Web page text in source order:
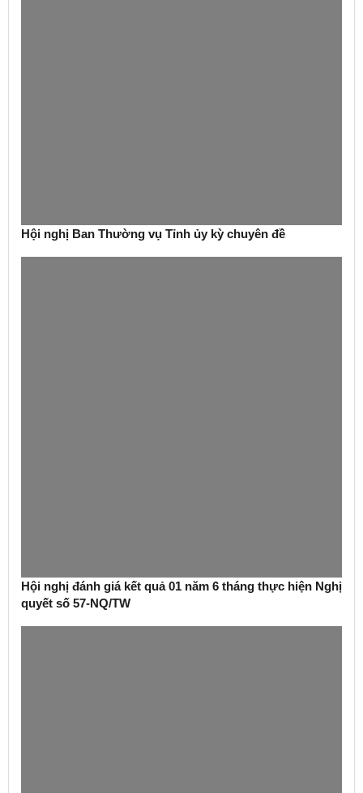
Hội nghị Ban Thường vụ Tỉnh ủy kỳ chuyên đề
Hội nghị đánh giá kết quả 01 năm 6 tháng thực hiện Nghị
quyết số 57-NQ/TW